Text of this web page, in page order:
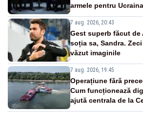
armele pentru Ucraina
7 aug. 2026, 20:43
Gest superb făcut de
soția sa, Sandra.
văzut imaginile
7 aug. 2026, 19:45
Operațiune fără
Cum funcționează
ajută centrala de la